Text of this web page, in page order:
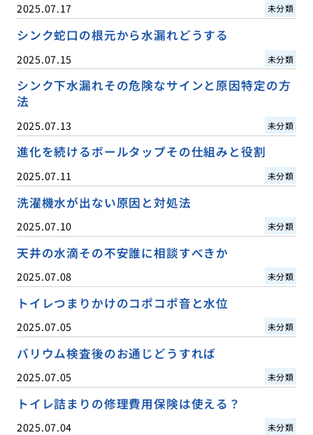
2025.07.17 未分類
シンク蛇口の根元から水漏れどうする
2025.07.15 未分類
シンク下水漏れその危険なサインと原因特定の方
法
2025.07.13 未分類
進化を続けるボールタップその仕組みと役割
2025.07.11 未分類
洗濯機水が出ない原因と対処法
2025.07.10 未分類
天井の水滴その不安誰に相談すべきか
2025.07.08 未分類
トイレつまりかけのコポコポ音と水位
2025.07.05 未分類
バリウム検査後のお通じどうすれば
2025.07.05 未分類
トイレ詰まりの修理費用保険は使える？
2025.07.04 未分類